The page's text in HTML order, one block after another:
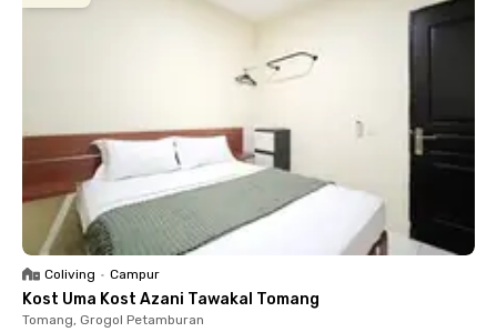
Coliving • Campur
Kost Uma Kost Azani Tawakal Tomang
Tomang, Grogol Petamburan